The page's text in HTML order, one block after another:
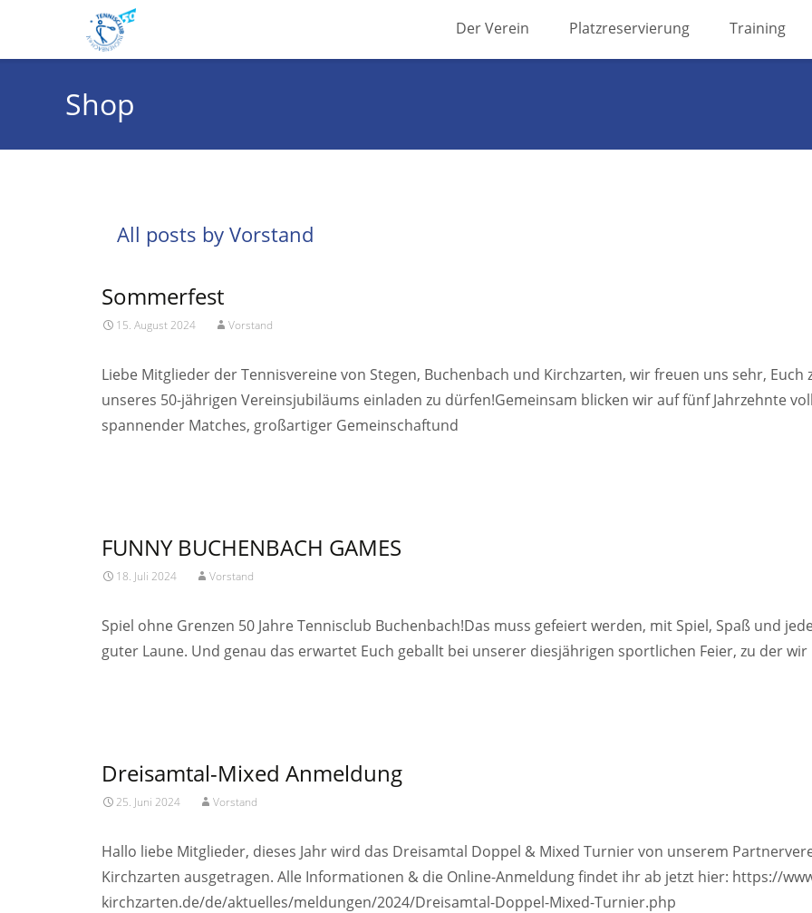
content
Der Verein Platzreservierung Training
Shop
All posts byVorstand
Sommerfest
15. August 2024 Vorstand
Liebe Mitglieder der Tennisvereine von Stegen, Buchenbach und Kirchzarten, wir freuen uns sehr, Euch
unseres 50-jährigen Vereinsjubiläums einladen zu dürfen!Gemeinsam blicken wir auf fünf Jahrzehnte
spannender Matches, großartiger Gemeinschaftund
FUNNY BUCHENBACH GAMES
18. Juli 2024 Vorstand
Spiel ohne Grenzen 50 Jahre Tennisclub Buchenbach!Das muss gefeiert werden, mit Spiel, Spaß und
guter Laune. Und genau das erwartet Euch geballt bei unserer diesjährigen sportlichen Feier, zu der wir
Dreisamtal-Mixed Anmeldung
25. Juni 2024 Vorstand
Hallo liebe Mitglieder, dieses Jahr wird das Dreisamtal Doppel & Mixed Turnier von unserem
Kirchzarten ausgetragen. Alle Informationen & die Online-Anmeldung findet ihr ab jetzt hier: https://
kirchzarten.de/de/aktuelles/meldungen/2024/Dreisamtal-Doppel-Mixed-Turnier.php